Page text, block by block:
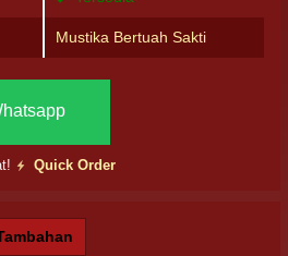
Mustika Bertuah Sakti
Quick Order